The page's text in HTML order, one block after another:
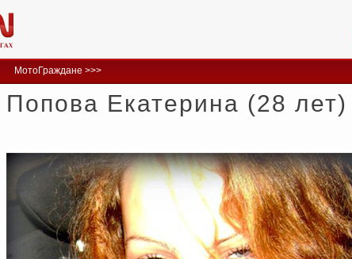
МотоГраждане >>>
Попова Екатерина (28 лет)